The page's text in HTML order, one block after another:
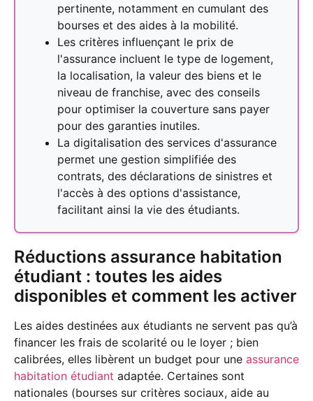
pertinente, notamment en cumulant des
bourses et des aides à la mobilité.
Les critères influençant le prix de
l'assurance incluent le type de logement,
la localisation, la valeur des biens et le
niveau de franchise, avec des conseils
pour optimiser la couverture sans payer
pour des garanties inutiles.
La digitalisation des services d'assurance
permet une gestion simplifiée des
contrats, des déclarations de sinistres et
l'accès à des options d'assistance,
facilitant ainsi la vie des étudiants.
Réductions assurance habitation
étudiant : toutes les aides
disponibles et comment les activer
Les aides destinées aux étudiants ne servent pas qu’à
financer les frais de scolarité ou le loyer ; bien
calibrées, elles libèrent un budget pour une assurance
habitation étudiant adaptée. Certaines sont
nationales (bourses sur critères sociaux, aide au